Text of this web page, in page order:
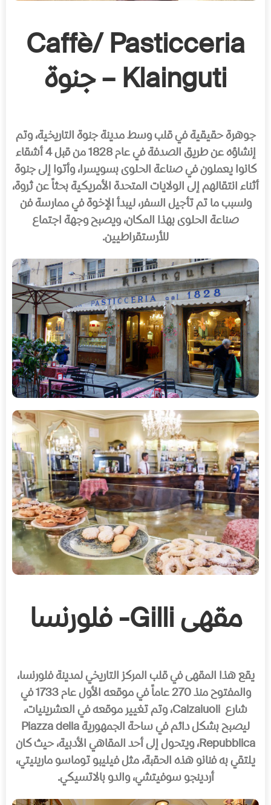
Caffè/ Pasticceria
Klainguti – جنوة
جوهرة حقيقية في قلب وسط مدينة جنوة التاريخية، وتم
إنشاؤه عن طريق الصدفة في عام 1828 من قبل 4 أشقاء
كانوا يعملون في صناعة الحلوى بسويسرا، وأتوا إلى جنوة
أثناء انتقالهم إلى الولايات المتحدة الأمريكية بحثاً عن ثروة،
ولسبب ما تم تأجيل السفر، ليبدأ الإخوة في ممارسة فن
صناعة الحلوى بهذا المكان، ويصبح وجهة اجتماع
للأرستقراطيين.
مقهى Gilli- فلورنسا
يقع هذا المقهى في قلب المركز التاريخي لمدينة فلورنسا،
والمفتوح منذ 270 عاماً في موقعه الأول عام 1733 في
شارع Calzaiuoli، وتم تغيير موقعه في العشرينيات،
ليصبح بشكل دائم في ساحة الجمهورية Piazza della
Repubblica، ويتحول إلى أحد المقاهي الأدبية، حيث كان
يلتقي به فنانو هذه الحقبة، مثل فيليبو توماسو مارينيتي،
أردينجو سوفيتشي، والدو بالاتسيكي.